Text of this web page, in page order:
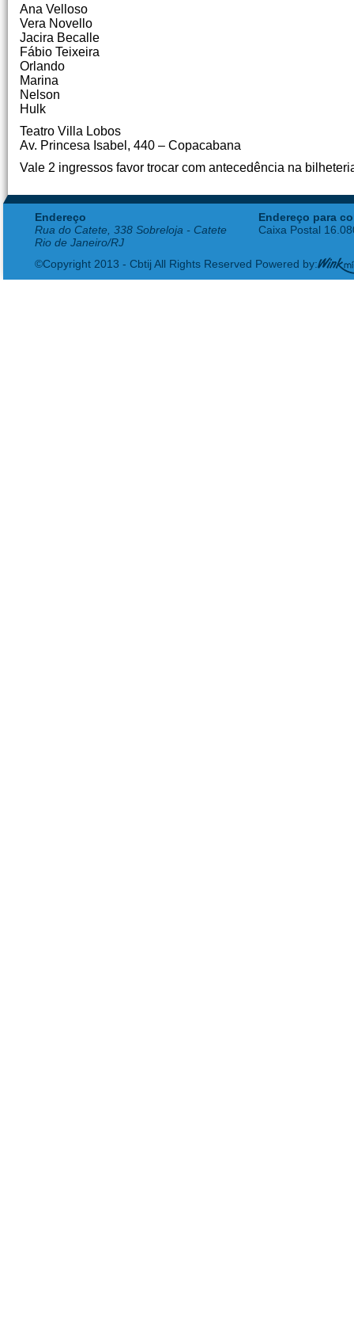
Ana Velloso
Vera Novello
Jacira Becalle
Fábio Teixeira
Orlando
Marina
Nelson
Hulk
Teatro Villa Lobos
Av. Princesa Isabel, 440 – Copacabana
Vale 2 ingressos favor trocar com antecedência na
Endereço
Rua do Catete, 338 Sobreloja - Catete
Rio de Janeiro/RJ
Endereço para
Caixa Postal
©Copyright 2013 - Cbtij All Rights Reserved Powered by: